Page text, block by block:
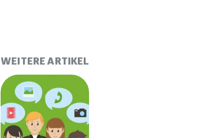
WEITERE ARTIKEL